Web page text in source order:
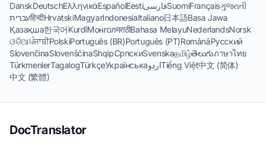
DanskDeutschΕλληνικάEspañolEestiفارسیSuomiFrançaisગુજરાતી
עבריתहिन्दीHrvatskiMagyarIndonesiaItaliano日本語Basa Jawa
Қазақша한국어KurdîМонголमराठीBahasa MelayuNederlandsNorsk
ଓଡିଆਪੰਜਾਬੀPolskiPortuguês (BR)Português (PT)RomânăРусский
SlovenčinaSlovenščinaShqipСрпскиSvenskaதமிழ்తెలుగుภาษาไทย
TürkmenlerTagalogTürkçeУкраїнськаاردوTiếng Việt中文 (简体)
中文 (繁體)
DocTranslator